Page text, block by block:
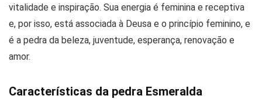
vitalidade e inspiração. Sua energia é feminina e receptiva
e, por isso, está associada à Deusa e o princípio feminino, e
é a pedra da beleza, juventude, esperança, renovação e
amor.
Características da pedra Esmeralda